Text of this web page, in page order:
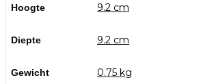
Hoogte 9.2 cm
Diepte 9.2 cm
Gewicht 0.75 kg